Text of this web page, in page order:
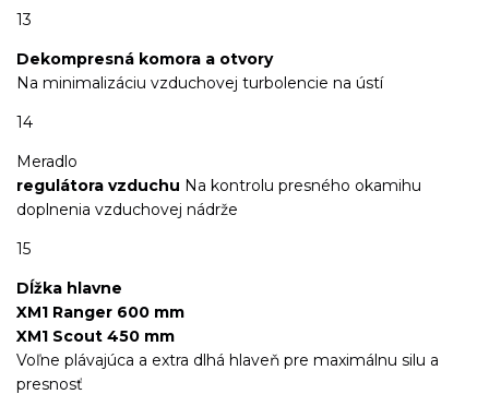
13
Dekompresná komora a otvory
Na minimalizáciu vzduchovej turbolencie na ústí
14
Meradlo
regulátora vzduchu Na kontrolu presného okamihu
doplnenia vzduchovej nádrže
15
Dĺžka hlavne
XM1 Ranger 600 mm
XM1 Scout 450 mm
Voľne plávajúca a extra dlhá hlaveň pre maximálnu silu a
presnosť